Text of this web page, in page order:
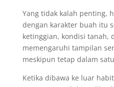
Yang tidak kalah penting,
dengan karakter buah itu
ketinggian, kondisi tanah,
memengaruhi tampilan
meskipun tetap dalam
Ketika dibawa ke luar